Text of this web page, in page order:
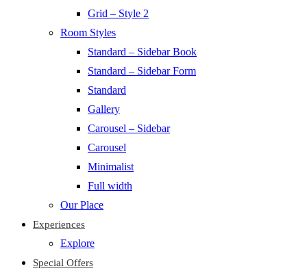
Grid – Style 2
Room Styles
Standard – Sidebar Book
Standard – Sidebar Form
Standard
Gallery
Carousel – Sidebar
Carousel
Minimalist
Full width
Our Place
Experiences
Explore
Special Offers